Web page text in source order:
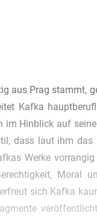
aus Prag stammt,
Kafka
Hinblick auf
dass laut ihm das
Werke
Moral
sich Kafka